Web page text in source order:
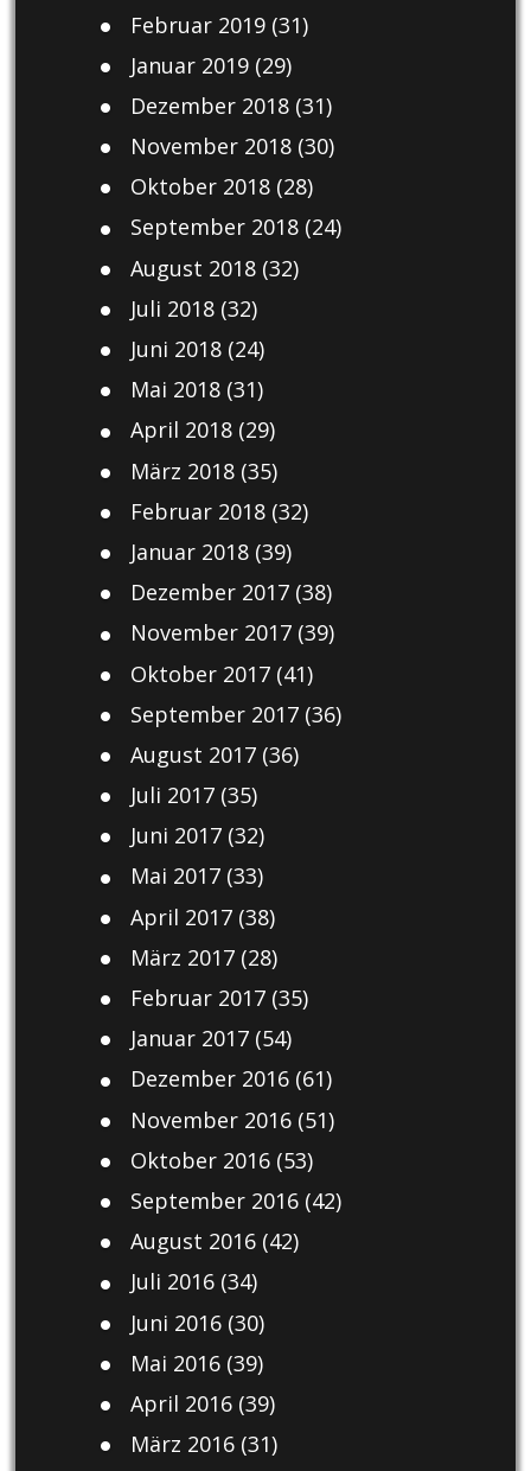
Februar 2019(31)
Januar 2019(29)
Dezember 2018(31)
November 2018(30)
Oktober 2018(28)
September 2018(24)
August 2018(32)
Juli 2018(32)
Juni 2018(24)
Mai 2018(31)
April 2018(29)
März 2018(35)
Februar 2018(32)
Januar 2018(39)
Dezember 2017(38)
November 2017(39)
Oktober 2017(41)
September 2017(36)
August 2017(36)
Juli 2017(35)
Juni 2017(32)
Mai 2017(33)
April 2017(38)
März 2017(28)
Februar 2017(35)
Januar 2017(54)
Dezember 2016(61)
November 2016(51)
Oktober 2016(53)
September 2016(42)
August 2016(42)
Juli 2016(34)
Juni 2016(30)
Mai 2016(39)
April 2016(39)
März 2016(31)